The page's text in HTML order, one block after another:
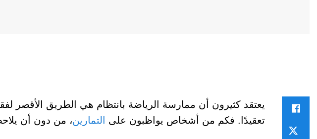
يعتقد كثيرون أن ممارسة الرياضة بانتظام هي الطريق الأقصر
تعقيدًا. فكم من أشخاص يواظبون على
التمارين، من دون أن